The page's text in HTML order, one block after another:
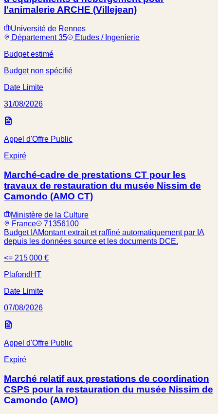
l’animalerie ARCHE (Villejean)
Université de Rennes
Département 35
Etudes / Ingenierie
Budget estimé
Budget non spécifié
Date Limite
31/08/2026
Appel d'Offre Public
Expiré
Marché-cadre de prestations CT pour les
travaux de restauration du musée Nissim de
Camondo (AMO CT)
Ministère de la Culture
France
71356100
Budget IAMontant extrait et raffiné automatiquement par IA
depuis les données source et les documents DCE.
<= 215 000 €
Plafond HT
Date Limite
07/08/2026
Appel d'Offre Public
Expiré
Marché relatif aux prestations de coordination
CSPS pour la restauration du musée Nissim de
Camondo (AMO)